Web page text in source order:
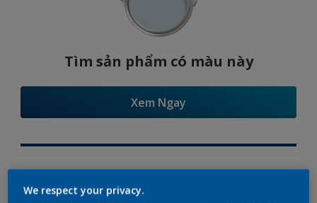
Tìm sản phẩm có màu này
Xem Ngay
Try Our Visualizer App
We respect your privacy.